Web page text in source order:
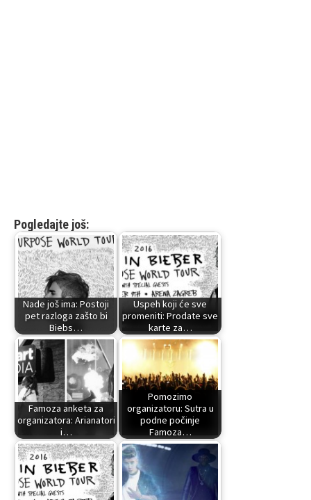
Pogledajte još:
Nade još ima: Postoji
pet razloga zašto bi
Biebs…
Uspeh koji će sve
promeniti: Prodate sve
karte za…
Famoza anketa za
organizatora: Arianatori
i…
Pomozimo
organizatoru: Sutra u
podne počinje
Famoza…